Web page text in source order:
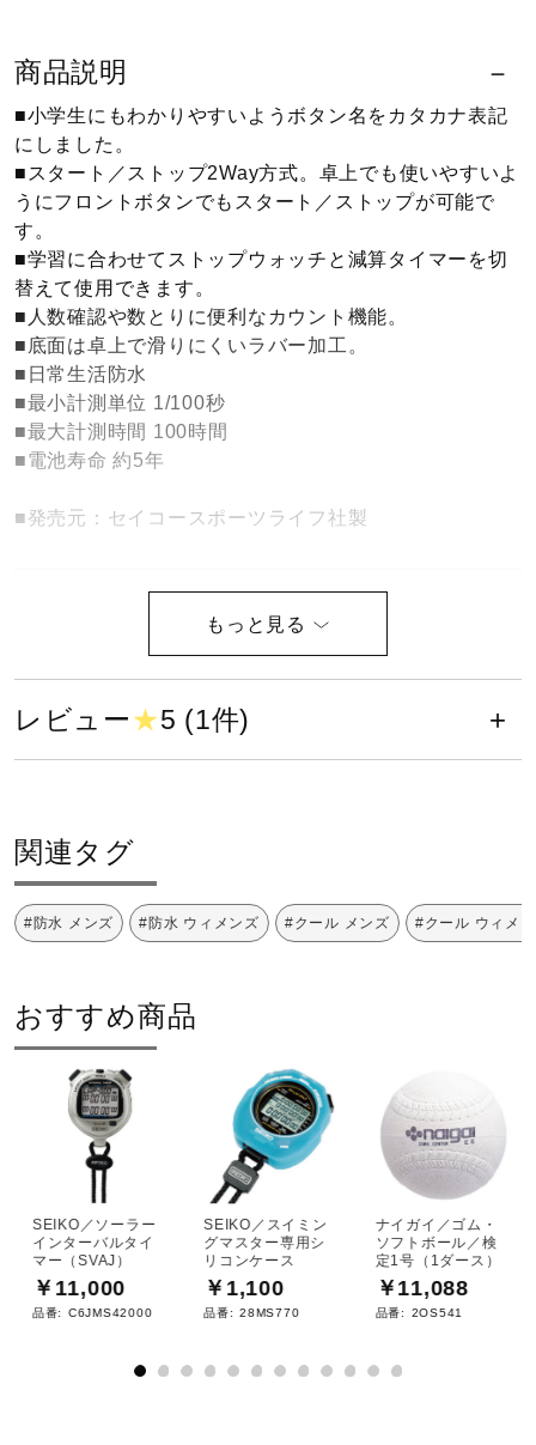
ウィンタースポーツ
ワーキング
ウォーキングシューズ
ライフスタイルグッズ
インナー
寝具／ミズノスリープ
アウトドア／レイン
サポーター
ジュニア／キッズ
メディカル
コラボ／ライセンス
セール
その他
サポート
直営店一覧
商品説明
■小学生にもわかりやすいようボタン名をカタカナ表記
にしました。
■スタート／ストップ2Way方式。卓上でも使いやすいよ
うにフロントボタンでもスタート／ストップが可能で
す。
■学習に合わせてストップウォッチと減算タイマーを切
替えて使用できます。
■人数確認や数とりに便利なカウント機能。
■底面は卓上で滑りにくいラバー加工。
■日常生活防水
■最小計測単位 1/100秒
■最大計測時間 100時間
■電池寿命 約5年
■発売元：セイコースポーツライフ社製
厚み／20.4mm
カラー
重量
67g
セイコースポーツライフ株式会社
レビュー★5 (1件)
関連タグ
#防水 メンズ #防水 ウィメンズ #クール メンズ #クール ウィメ
おすすめ商品
SEIKO／ソーラー
インターバルタイ
マー（SVAJ）
￥11,000
品番: C6JMS42000
SEIKO／スイミン
グマスター専用シ
リコンケース
￥1,100
品番: 28MS770
ナイガイ／ゴム・
ソフトボール／検
定1号（1ダース）
￥11,088
品番: 2OS541